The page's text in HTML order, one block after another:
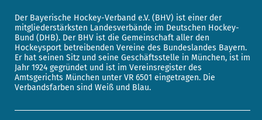
Der Bayerische Hockey-Verband e.V. (BHV) ist einer der
mitgliederstärksten Landesverbände im Deutschen Hockey-
Bund (DHB). Der BHV ist die Gemeinschaft aller den
Hockeysport betreibenden Vereine des Bundeslandes Bayern.
Er hat seinen Sitz und seine Geschäftsstelle in München, ist im
Jahr 1924 gegründet und ist im Vereinsregister des
Amtsgerichts München unter VR 6501 eingetragen. Die
Verbandsfarben sind Weiß und Blau.